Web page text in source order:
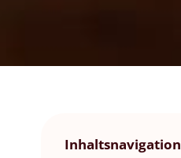
Inhaltsnavigation